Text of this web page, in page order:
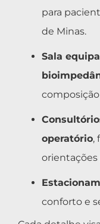
para
de Minas.
Sala
operatório,
orientações
conforto e